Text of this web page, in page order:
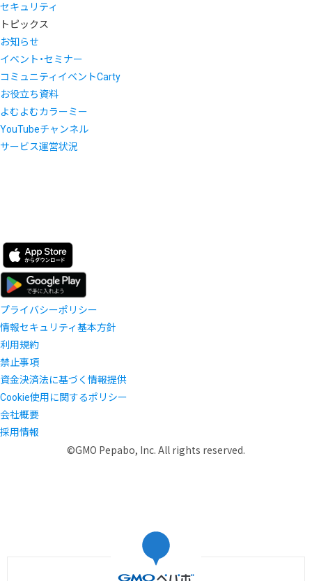
セキュリティ
トピックス
お知らせ
イベント・セミナー
コミュニティイベントCarty
お役立ち資料
よむよむカラーミー
YouTubeチャンネル
サービス運営状況
プライバシーポリシー
情報セキュリティ基本方針
利用規約
禁止事項
資金決済法に基づく情報提供
Cookie使用に関するポリシー
会社概要
採用情報
©GMO Pepabo, Inc. All rights reserved.